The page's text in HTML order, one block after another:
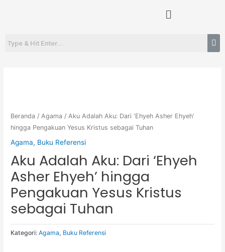
Menu
Beranda / Agama / Aku Adalah Aku: Dari ‘Ehyeh Asher Ehyeh’
hingga Pengakuan Yesus Kristus sebagai Tuhan
Agama, Buku Referensi
Aku Adalah Aku: Dari ‘Ehyeh
Asher Ehyeh’ hingga
Pengakuan Yesus Kristus
sebagai Tuhan
Kategori:Agama, Buku Referensi